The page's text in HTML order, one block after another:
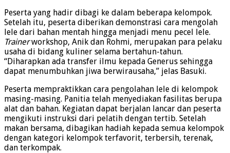
Peserta yang hadir dibagi ke dalam beberapa kelompok.
Setelah itu, peserta diberikan demonstrasi cara mengolah
lele dari bahan mentah hingga menjadi menu pecel lele.
Trainerworkshop, Anik dan Rohmi, merupakan para pelaku
usaha di bidang kuliner selama bertahun-tahun.
“Diharapkan ada transfer ilmu kepada Generus sehingga
dapat menumbuhkan jiwa berwirausaha,” jelas Basuki.
Peserta mempraktikkan cara pengolahan lele di kelompok
masing-masing. Panitia telah menyediakan fasilitas berupa
alat dan bahan. Kegiatan dapat berjalan lancar dan peserta
mengikuti instruksi dari pelatih dengan tertib. Setelah
makan bersama, dibagikan hadiah kepada semua kelompok
dengan kategori kelompok terfavorit, terbersih, terenak,
dan terkompak.